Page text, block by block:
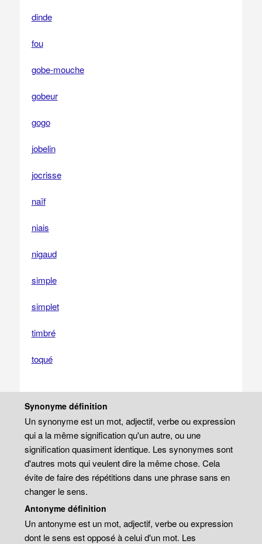
dinde
fou
gobe-mouche
gobeur
gogo
jobelin
jocrisse
naïf
niais
nigaud
simple
simplet
timbré
toqué
Synonyme définition
Un synonyme est un mot, adjectif, verbe ou expression
qui a la même signification qu'un autre, ou une
signification quasiment identique. Les synonymes sont
d'autres mots qui veulent dire la même chose. Cela
évite de faire des répétitions dans une phrase sans en
changer le sens.
Antonyme définition
Un antonyme est un mot, adjectif, verbe ou expression
dont le sens est opposé à celui d'un mot. Les